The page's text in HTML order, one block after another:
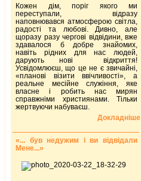
Кожен дім, поріг якого ми
переступали, відразу
наповнювався атмосферою світла,
радості та любові. Дивно, але
щоразу разу чергові відвідини, вже
здавалося б добре знайомих,
навіть рідних для нас людей,
дарують нові відкриття!
Усвідомлюєш, що це не є звичайні,
«планові візити ввічливості», а
реальне месійне служіння, яке
власне і робить нас мирян
справжніми християнами. Тільки
жертвуючи набуваєш.
Докладніше
«... був недужим і ви відвідали
Мене...»